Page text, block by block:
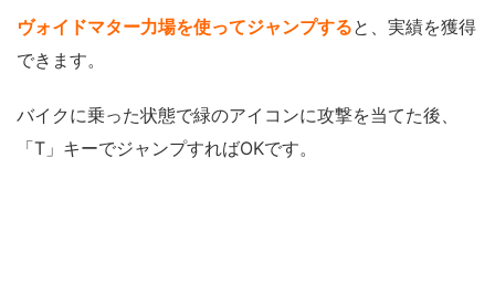
ヴォイドマター力場を使ってジャンプすると、実績を獲得
できます。
バイクに乗った状態で緑のアイコンに攻撃を当てた後、
「T」キーでジャンプすればOKです。